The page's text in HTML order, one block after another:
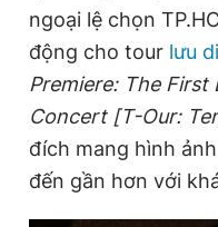
Đọc Thanh Niên trên
ngoại lệ chọn
động cho tour lưu
Premiere: The
Concert [T-Our:
đích mang hình
đến gần hơn với